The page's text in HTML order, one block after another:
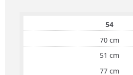
54
70 cm
51 cm
77 cm